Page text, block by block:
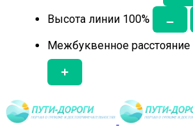
Высота линии 100%
Межбуквенное расстояние